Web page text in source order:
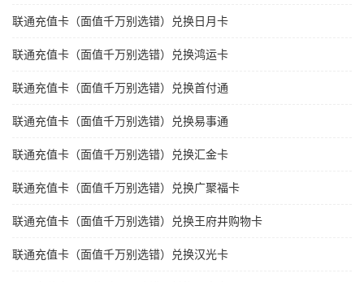
联通充值卡（面值千万别选错）兑换日月卡
联通充值卡（面值千万别选错）兑换鸿运卡
联通充值卡（面值千万别选错）兑换首付通
联通充值卡（面值千万别选错）兑换易事通
联通充值卡（面值千万别选错）兑换汇金卡
联通充值卡（面值千万别选错）兑换广聚福卡
联通充值卡（面值千万别选错）兑换王府井购物卡
联通充值卡（面值千万别选错）兑换汉光卡